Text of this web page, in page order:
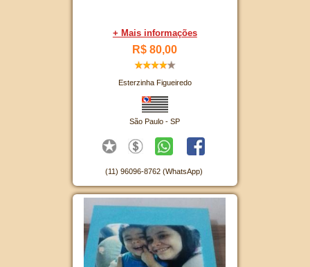
+ Mais informações
R$ 80,00
Esterzinha Figueiredo
São Paulo - SP
(11) 96096-8762 (WhatsApp)